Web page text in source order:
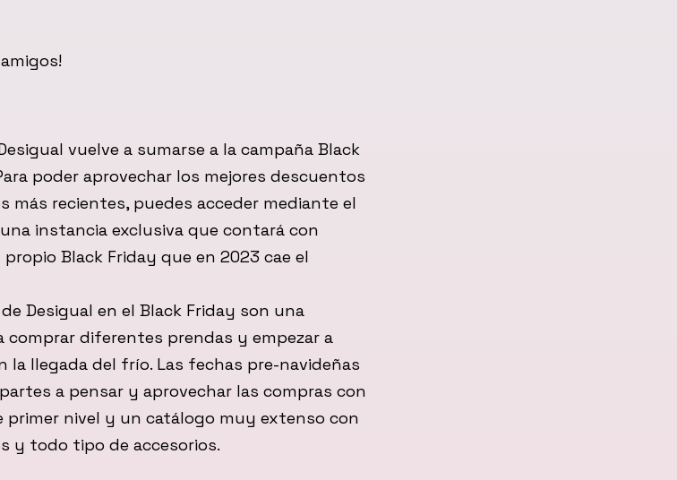
vuelve a sumarse a la campaña Black
poder aprovechar los mejores descuentos
más recientes, puedes acceder mediante el
instancia exclusiva que contará con
Black Friday que en 2023 cae el
Desigual en el Black Friday son una
diferentes prendas y empezar a
la llegada del frío. Las fechas pre-navideñas
a pensar y aprovechar las compras con
primer nivel y un catálogo muy extenso con
y todo tipo de accesorios.